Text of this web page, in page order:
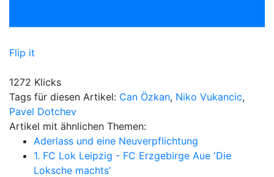
Flip it
1272 Klicks
Tags für diesen Artikel: Can Özkan, Niko Vukancic,
Pavel Dotchev
Artikel mit ähnlichen Themen:
Aderlass und eine Neuverpflichtung
1. FC Lok Leipzig - FC Erzgebirge Aue 'Die
Loksche machts'